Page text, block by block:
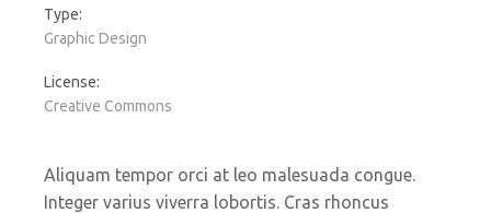
Type:
Graphic Design
License:
Creative Commons
Aliquam tempor orci at leo malesuada congue.
Integer varius viverra lobortis. Cras rhoncus